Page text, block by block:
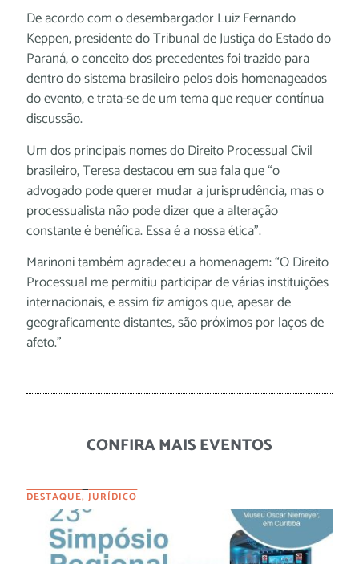
De acordo com o desembargador Luiz Fernando
Keppen, presidente do Tribunal de Justiça do Estado do
Paraná, o conceito dos precedentes foi trazido para
dentro do sistema brasileiro pelos dois homenageados
do evento, e trata-se de um tema que requer contínua
discussão.
Um dos principais nomes do Direito Processual Civil
brasileiro, Teresa destacou em sua fala que “o
advogado pode querer mudar a jurisprudência, mas o
processualista não pode dizer que a alteração
constante é benéfica. Essa é a nossa ética”.
Marinoni também agradeceu a homenagem: “O Direito
Processual me permitiu participar de várias instituições
internacionais, e assim fiz amigos que, apesar de
geograficamente distantes, são próximos por laços de
afeto.”
CONFIRA MAIS EVENTOS
DESTAQUE,JURÍDICO